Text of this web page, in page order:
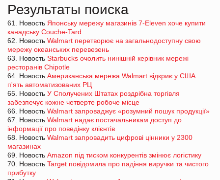
Результаты поиска
61. Новость Японську мережу магазинів 7-Eleven хоче купити
канадську Couche-Tard
62. Новость Walmart перетворює на загальнодоступну свою
мережу океанських перевезень
63. Новость Starbucks очолить нинішній керівник мережі
ресторанів Chipotle
64. Новость Американська мережа Walmart відкриє у США
п'ять автоматизованих РЦ
65. Новость У Сполучених Штатах роздрібна торгівля
забезпечує кожне четверте робоче місце
66. Новость Walmart запроваджує «розумний пошук продукції»
67. Новость Walmart надає постачальникам доступ до
інформації про поведінку клієнтів
68. Новость Walmart запровадить цифрові цінники у 2300
магазинах
69. Новость Amazon під тиском конкурентів змінює логістику
70. Новость Target повідомила про падіння виручки та чистого
прибутку